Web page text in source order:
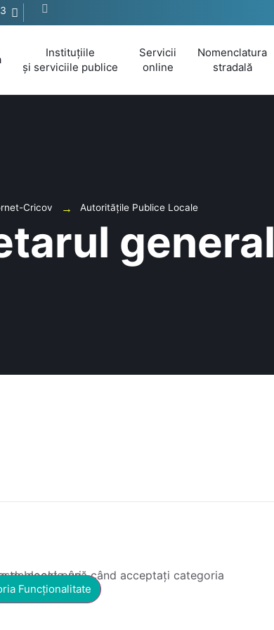
Instituțiile
și serviciile publice
Servicii
online
Nomenclatura
stradală
Cricov Autoritățile Publice Locale
general
categoria corespunzătoare de cookie-uri.
Funcționalitate